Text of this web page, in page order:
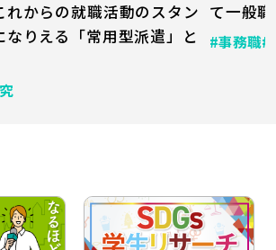
れからの就職活動のスタン
なりえる「常用型派遣」と
て一般
#事務職#